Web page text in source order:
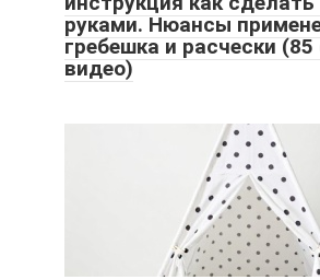
руками. Нюансы
гребешка и расчески
видео)